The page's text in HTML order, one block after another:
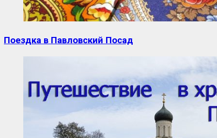
Поездка в Павловский Посад